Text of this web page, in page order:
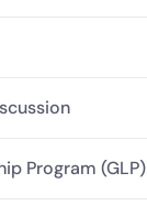
Program (GLP)